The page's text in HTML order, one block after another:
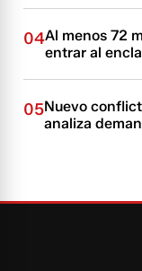
04Al menos 72
entrar al
05Nuevo
analiza